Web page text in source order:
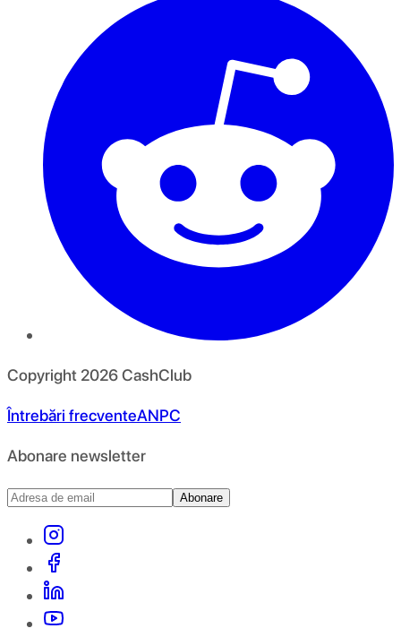
Copyright 2026CashClub
Întrebări frecventeANPC
Abonare newsletter
Abonare